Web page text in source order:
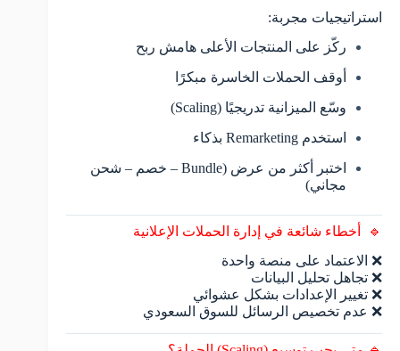
استراتيجيات مجربة:
ركّز على المنتجات الأعلى هامش ربح
أوقف الحملات الخاسرة مبكرًا
وسّع الميزانية تدريجيًا (Scaling)
استخدم Remarketing بذكاء
اختبر أكثر من عرض (Bundle – خصم – شحن
مجاني)
🔹 أخطاء شائعة في إدارة الحملات الإعلانية
❌ الاعتماد على منصة واحدة
❌ تجاهل تحليل البيانات
❌ تغيير الإعدادات بشكل عشوائي
❌ عدم تخصيص الرسائل للسوق السعودي